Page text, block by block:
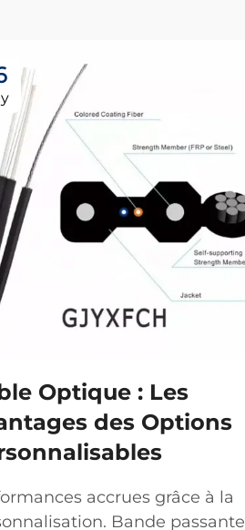
Optique : Les
des Options
accrues grâce à la
Bande passante